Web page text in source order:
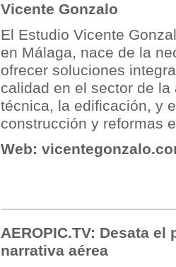
Vicente Gonzalo
El Estudio Vicente
en Málaga, nace de la
ofrecer soluciones
calidad en el sector de la
técnica, la edificación, y
construcción y reformas
Web:
AEROPIC.TV: Desata el
narrativa aérea